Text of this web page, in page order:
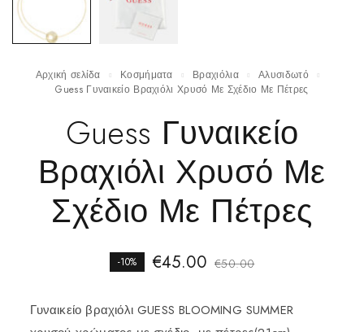
Αρχική σελίδα Κοσμήματα Βραχιόλια
Αλυσιδωτό
Guess Γυναικείο Βραχιόλι Χρυσό Με Σχέδιο Με Πέτρες
Guess Γυναικείο
Βραχιόλι Χρυσό Με
Σχέδιο Με Πέτρες
-10% €50.00
€45.00
Γυναικείο βραχιόλι GUESS BLOOMING SUMMER